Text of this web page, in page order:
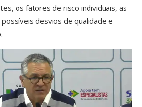
os fatores de risco individuais, as
desvios de qualidade e